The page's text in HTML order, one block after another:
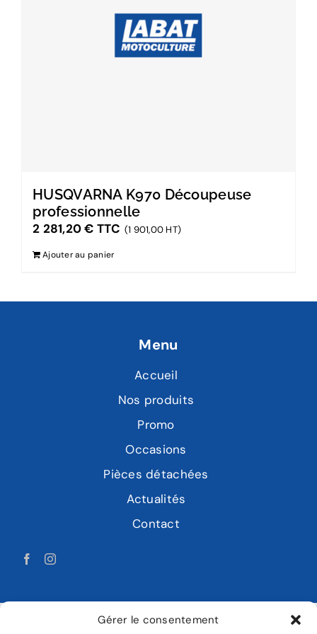
Gérer le consentement
HUSQVARNA K970 Découpeuse
professionnelle
2 281,20€ TTC (1 901,00 HT)
Ajouter au panier
Menu
Accueil
Nos produits
Promo
Occasions
Pièces détachées
Actualités
Contact